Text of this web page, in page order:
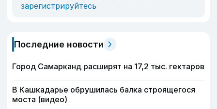
зарегистрируйтесь
Последние новости
Город Самарканд расширят на 17,2 тыс. гектаров
В Кашкадарье обрушилась балка строящегося
моста (видео)